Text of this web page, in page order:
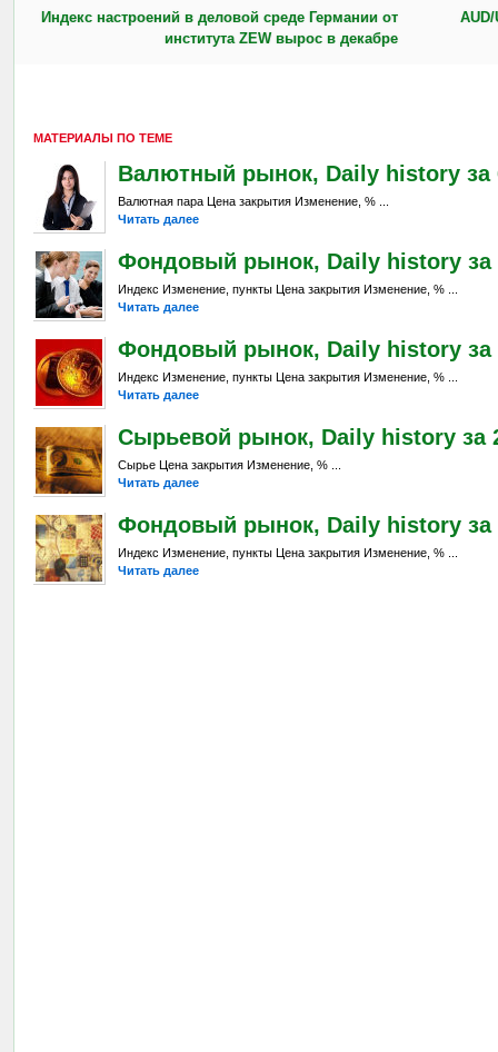
Индекс настроений в деловой среде Германии от
института ZEW вырос в декабре
МАТЕРИАЛЫ ПО ТЕМЕ
Валютный рынок, Daily history за
Валютная пара Цена закрытия Изменение, % ...
Читать далее
Фондовый рынок, Daily history за
Индекс Изменение, пункты Цена закрытия Изменение, % ...
Читать далее
Фондовый рынок, Daily history за
Индекс Изменение, пункты Цена закрытия Изменение, % ...
Читать далее
Сырьевой рынок, Daily history за
Сырье Цена закрытия Изменение, % ...
Читать далее
Фондовый рынок, Daily history за
Индекс Изменение, пункты Цена закрытия Изменение, % ...
Читать далее